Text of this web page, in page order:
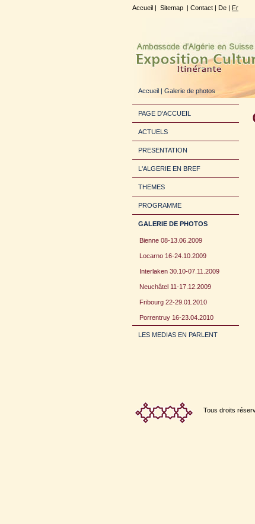
Accueil | Sitemap | Contact | De | Fr
Accueil | Galerie de photos
PAGE D'ACCUEIL
ACTUELS
PRESENTATION
L'ALGERIE EN BREF
THEMES
PROGRAMME
GALERIE DE PHOTOS
Bienne 08-13.06.2009
Locarno 16-24.10.2009
Interlaken 30.10-07.11.2009
Neuchâtel 11-17.12.2009
Fribourg 22-29.01.2010
Porrentruy 16-23.04.2010
LES MEDIAS EN PARLENT
Tous droits